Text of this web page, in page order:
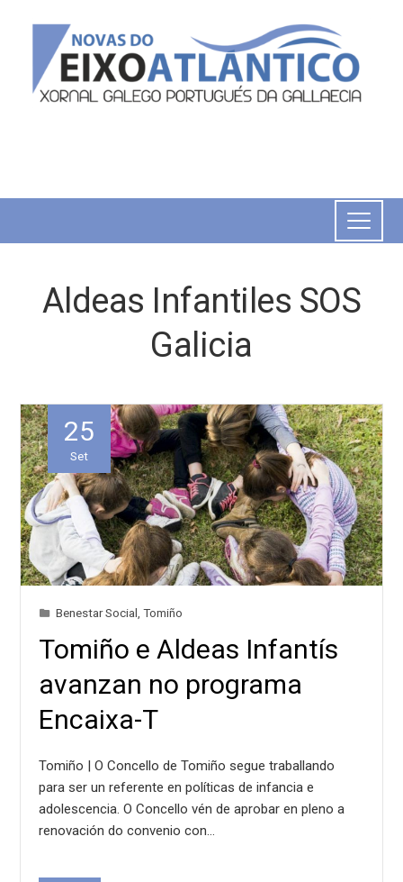
Aldeas Infantiles SOS
Galicia
25
Set
Benestar Social ,Tomiño
Tomiño e Aldeas Infantís
avanzan no programa
Encaixa-T
Tomiño | O Concello de Tomiño segue traballando
para ser un referente en políticas de infancia e
adolescencia. O Concello vén de aprobar en pleno a
renovación do convenio con…